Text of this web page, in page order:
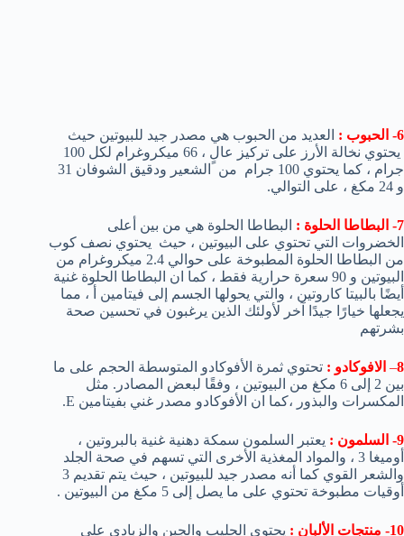
6- الحبوب :
العديد من الحبوب هي مصدر جيد للبيوتين حيث
يحتوي نخالة الأرز على تركيز عالٍ ، 66 ميكروغرام لكل 100
جرام ، كما يحتوي 100 جرام من الشعير ودقيق الشوفان 31
و 24 مكغ ، على التوالي.
7- البطاطا الحلوة : البطاطا الحلوة هي من بين أعلى
الخضروات التي تحتوي على البيوتين ، حيث يحتوي نصف كوب
من البطاطا الحلوة المطبوخة على حوالي 2.4 ميكروغرام من
البيوتين و 90 سعرة حرارية فقط ، كما ان البطاطا الحلوة غنية
أيضًا بالبيتا كاروتين ، والتي يحولها الجسم إلى فيتامين أ ، مما
يجعلها خيارًا جيدًا آخر لأولئك الذين يرغبون في تحسين صحة
بشرتهم
8
– الافوكادو : تحتوي ثمرة الأفوكادو المتوسطة الحجم على ما
بين 2 إلى 6 مكغ من البيوتين ، وفقًا لبعض المصادر. مثل
المكسرات والبذور ،كما ان الأفوكادو مصدر غني بفيتامين E.
9- السلمون :
يعتبر السلمون سمكة دهنية غنية بالبروتين ،
أوميغا 3 ، والمواد المغذية الأخرى التي تسهم في صحة الجلد
والشعر القوي كما أنه مصدر جيد للبيوتين ، حيث يتم تقديم 3
أوقيات مطبوخة تحتوي على ما يصل إلى 5 مكغ من البيوتين .
10- منتجات الألبان :
يحتوي الحليب والجبن والزبادي على